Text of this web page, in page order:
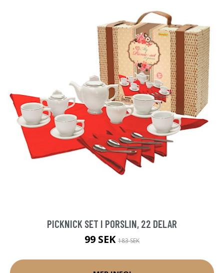
PICKNICK SET I PORSLIN, 22 DELAR
99 SEK 183 SEK